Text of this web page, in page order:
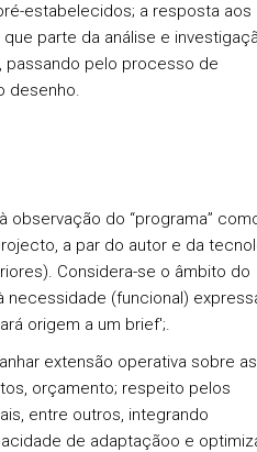
estabelecidos; a resposta aos
parte da análise e
passando pelo processo de
desenho.
observação do “programa”
a par do autor e da
Considera-se o âmbito do
necessidade (funcional)
origem a um brief';.
extensão operativa sobre as
orçamento; respeito pelos
entre outros, integrando
de adaptaçãoo e